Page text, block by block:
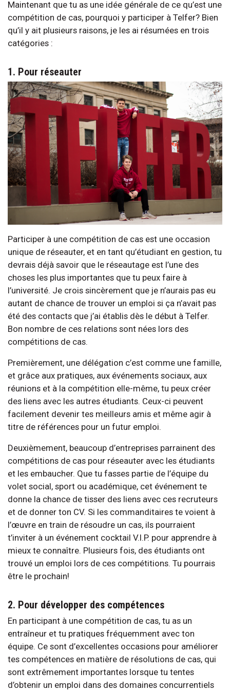
Maintenant que tu as une idée générale de ce qu’est une
compétition de cas, pourquoi y participer à Telfer? Bien
qu’il y ait plusieurs raisons, je les ai résumées en trois
catégories :
1. Pour réseauter
Participer à une compétition de cas est une occasion
unique de réseauter, et en tant qu’étudiant en gestion, tu
devrais déjà savoir que le réseautage est l’une des
choses les plus importantes que tu peux faire à
l’université. Je crois sincèrement que je n’aurais pas eu
autant de chance de trouver un emploi si ça n’avait pas
été des contacts que j’ai établis dès le début à Telfer.
Bon nombre de ces relations sont nées lors des
compétitions de cas.
Premièrement, une délégation c’est comme une famille,
et grâce aux pratiques, aux événements sociaux, aux
réunions et à la compétition elle-même, tu peux créer
des liens avec les autres étudiants. Ceux-ci peuvent
facilement devenir tes meilleurs amis et même agir à
titre de références pour un futur emploi.
Deuxièmement, beaucoup d’entreprises parrainent des
compétitions de cas pour réseauter avec les étudiants
et les embaucher. Que tu fasses partie de l’équipe du
volet social, sport ou académique, cet événement te
donne la chance de tisser des liens avec ces recruteurs
et de donner ton CV. Si les commanditaires te voient à
l’œuvre en train de résoudre un cas, ils pourraient
t’inviter à un événement cocktail V.I.P. pour apprendre à
mieux te connaître. Plusieurs fois, des étudiants ont
trouvé un emploi lors de ces compétitions. Tu pourrais
être le prochain!
2. Pour développer des compétences
En participant à une compétition de cas, tu as un
entraîneur et tu pratiques fréquemment avec ton
équipe. Ce sont d’excellentes occasions pour améliorer
tes compétences en matière de résolutions de cas, qui
sont extrêmement importantes lorsque tu tentes
d’obtenir un emploi dans des domaines concurrentiels